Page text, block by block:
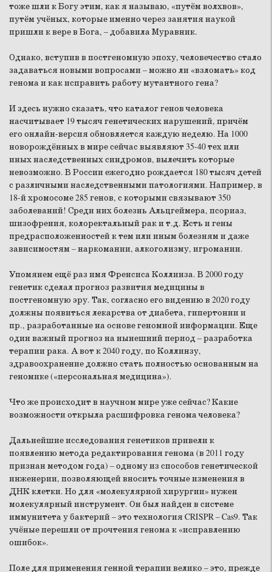
тоже шли к Богу этим, как я называю, «путём волхвов»,
путём учёных, которые именно через занятия наукой
пришли к вере в Бога, – добавила Муравник.
Однако, вступив в постгеномную эпоху, человечество стало
задаваться новыми вопросами – можно ли «взломать» код
генома и как исправить работу мутантного гена?
И здесь нужно сказать, что каталог генов человека
насчитывает 19 тысяч генетических нарушений, причём
его онлайн-версия обновляется каждую неделю. На 1000
новорождённых в мире сейчас выявляют 35-40 тех или
иных наследственных синдромов, вылечить которые
невозможно. В России ежегодно рождается 180 тысяч детей
с различными наследственными патологиями. Например, в
18-й хромосоме 285 генов, с которыми связывают 350
заболеваний! Среди них болезнь Альцгеймера, псориаз,
шизофрения, колоректальный рак и т.д. Есть и гены
предрасположенностей к тем или иным болезням и даже
зависимостям – наркомании, алкоголизму, игромании.
Упомянем ещё раз имя Френсиса Коллинза. В 2000 году
генетик сделал прогноз развития медицины в
постгеномную эру. Так, согласно его видению в 2020 году
должны появиться лекарства от диабета, гипертонии и
пр., разработанные на основе геномной информации. Еще
один важный прогноз на нынешний период – разработка
терапии рака. А вот к 2040 году, по Коллинзу,
здравоохранение должно стать полностью основанным на
геномике («персональная медицина»).
Что же происходит в научном мире уже сейчас? Какие
возможности открыла расшифровка генома человека?
Дальнейшие исследования генетиков привели к
появлению метода редактирования генома (в 2011 году
признан методом года) – одному из способов генетической
инженерии, позволяющей вносить точные изменения в
ДНК клетки. Но для «молекулярной хирургии» нужен
молекулярный инструмент. Он был найден в системе
иммунитета у бактерий – это технология CRISPR – Cas9. Так
учёные перешли от прочтения генома к «исправлению
ошибок».
Поле для применения генной терапии велико – это, прежде